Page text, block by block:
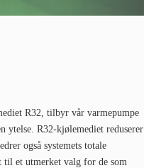
R32, tilbyr vår varmepumpe
ytelse. R32-kjølemediet reduserer
også systemets totale
et utmerket valg for de som